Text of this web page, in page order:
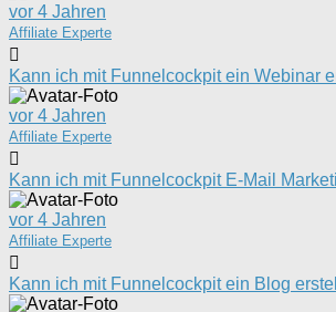
vor 4 Jahren
Affiliate Experte
Kann ich mit Funnelcockpit ein Webinar
vor 4 Jahren
Affiliate Experte
Kann ich mit Funnelcockpit E-Mail
vor 4 Jahren
Affiliate Experte
Kann ich mit Funnelcockpit ein Blog